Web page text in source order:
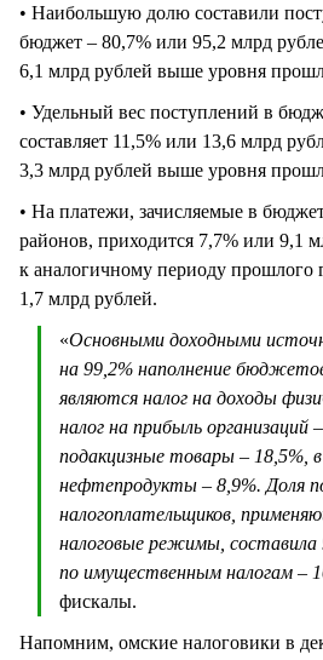
• Наибольшую долю составили
бюджет – 80,7% или 95,2 млрд
6,1 млрд рублей выше уровня
• Удельный вес поступлений в
составляет 11,5% или 13,6 млрд
3,3 млрд рублей выше уровня
• На платежи, зачисляемые в
районов, приходится 7,7% или 9,1
к аналогичному периоду прошлого
1,7 млрд рублей.
«Основными доходными
на 99,2% наполнение
являются налог на доходы
налог на прибыль организаций
подакцизные товары – 18,5%,
нефтепродукты – 8,9%. Доля
налогоплательщиков,
налоговые режимы, составила
по имущественным налогам –
фискалы.
Напомним, омские налоговики в